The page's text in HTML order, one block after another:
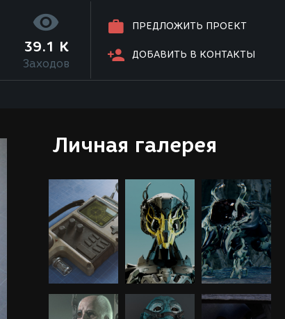
ПРЕДЛОЖИТЬ ПРОЕКТ
ДОБАВИТЬ В КОНТАКТЫ
39.1 K
Заходов
Личная галерея